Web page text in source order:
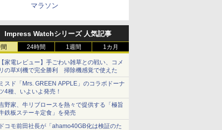
マラソン
Impress Watchシリーズ 人気記事
24時間 1週間 1カ月
家電レビュー】手ごわい雑草との戦い、コメ
の草刈機で完全勝利 掃除機感覚で使えた
スド「Mrs. GREEN APPLE」のコラボドーナ
4種、いよいよ発売！
野家、牛リブロースを熱々で提供する「極旨
鉄板ステーキ定食」を発売
コモ前田社長が「ahamo40GB化は検証のた